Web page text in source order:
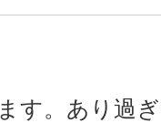
す。あり過